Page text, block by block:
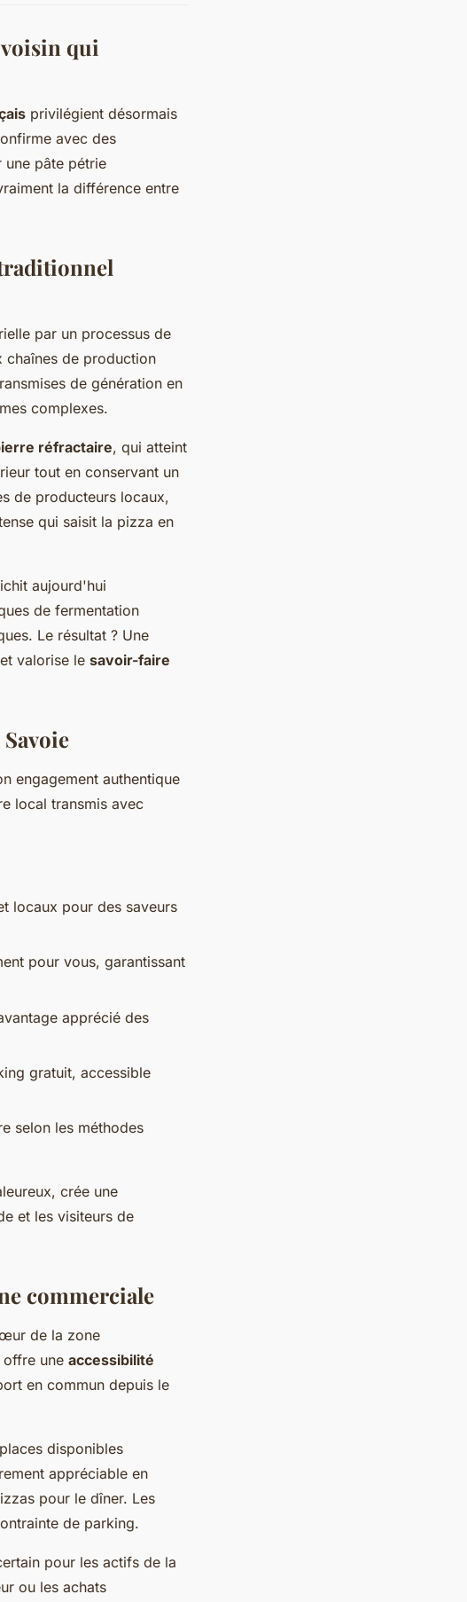
qui
privilégient désormais
avec des
une pâte pétrie
la différence entre
par un processus de
chaînes de production
de génération en
complexes.
réfractaire, qui atteint
tout en conservant un
de producteurs locaux,
qui saisit la pizza en
aujourd'hui
de fermentation
Le résultat ? Une
valorise le savoir-faire
engagement authentique
local transmis avec
locaux pour des saveurs
pour vous, garantissant
apprécié des
gratuit, accessible
selon les méthodes
crée une
et les visiteurs de
commerciale
de la zone
une accessibilité
en commun depuis le
disponibles
appréciable en
pour le dîner. Les
de parking.
pour les actifs de la
ou les achats